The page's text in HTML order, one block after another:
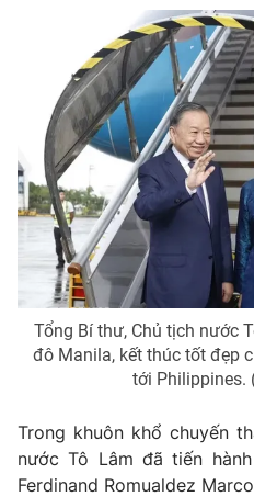
Khán giả
Giải sao mai
Làm đẹp
Chất lượng cuộc sống
Giáo dục
Tuyển sinh
Học trực tuyến
Công nghệ
Hitech Công nghệ tương lai
Sản phẩm
Thị trường
Tư vấn
Giao lưu trực tuyến
Lịch phát sóng
Chuyên mục khác
Photo
Tổng Bí thư, Chủ tịch nước
đô Manila, kết thúc tốt đẹp
tới Philippines.
Trong khuôn khổ chuyến
nước Tô Lâm đã tiến
Ferdinand Romualdez